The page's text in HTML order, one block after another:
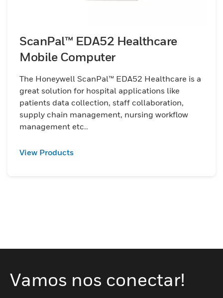
ScanPal™ EDA52 Healthcare
Mobile Computer
The Honeywell ScanPal™ EDA52 Healthcare is a
great solution for hospital applications like
patients data collection, staff collaboration,
supply chain management, nursing workflow
management etc..
View Products
Vamos nos conectar!